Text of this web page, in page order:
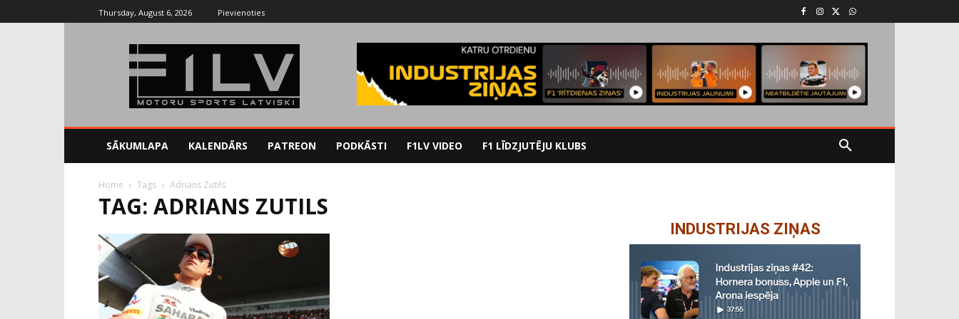
Thursday, August 6, 2026 Pievienoties
SĀKUMLAPA KALENDĀRS PATREON PODKĀSTI F1LV VIDEO F1 LĪDZJUTĒJU KLUBS
Home Tags Adrians Zutils
TAG: ADRIANS ZUTILS
INDUSTRIJAS ZIŅAS